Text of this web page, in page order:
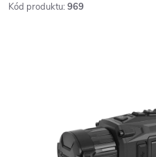
Kód produktu: 969